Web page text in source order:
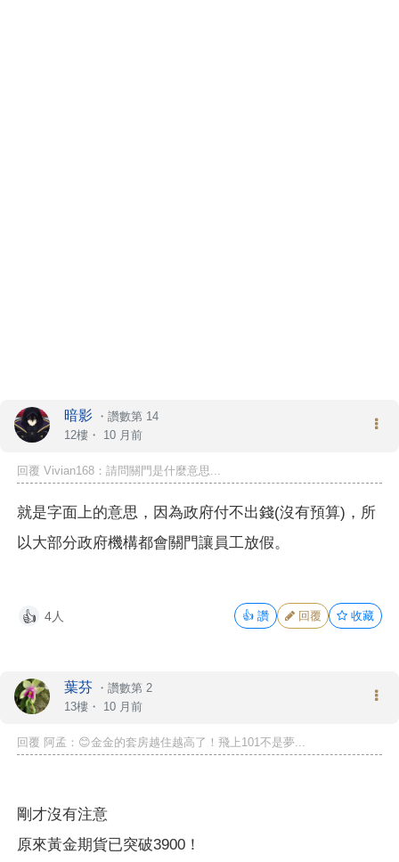
暗影 ・ 讚數第 14
12樓・ 10 月前
回覆 Vivian168：請問關門是什麼意思...
就是字面上的意思，因為政府付不出錢(沒有預算)，所
以大部分政府機構都會關門讓員工放假。
👍 4人 👍 讚 回覆 收藏
葉芬 ・ 讚數第 2
13樓・ 10 月前
回覆 阿孟：😊金金的套房越住越高了！飛上101不是夢...
剛才沒有注意
原來黃金期貨已突破3900！